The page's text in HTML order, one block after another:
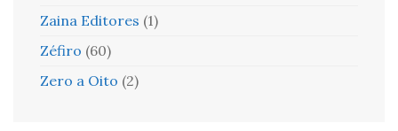
Zaina Editores (1)
Zéfiro (60)
Zero a Oito (2)